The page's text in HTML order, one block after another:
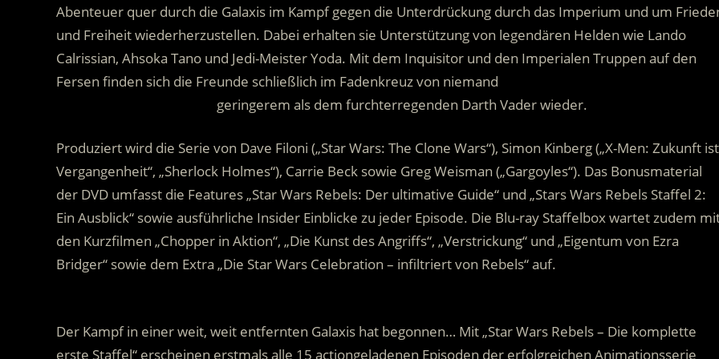
Abenteuer quer durch die Galaxis im Kampf gegen die Unterdrückung durch das Imperium und um
und Freiheit wiederherzustellen. Dabei erhalten sie Unterstützung von legendären Helden wie Lando
Calrissian, Ahsoka Tano und Jedi-Meister Yoda. Mit dem Inquisitor und den Imperialen Truppen auf den
Fersen finden sich die Freunde schließlich im Fadenkreuz von niemand
geringerem als dem furchterregenden Darth Vader wieder.
Produziert wird die Serie von Dave Filoni („Star Wars: The Clone Wars“), Simon Kinberg („X-Men: Zukunft ist
Vergangenheit“, „Sherlock Holmes“), Carrie Beck sowie Greg Weisman („Gargoyles“). Das Bonusmaterial
der DVD umfasst die Features „Star Wars Rebels: Der ultimative Guide“ und „Stars Wars Rebels Staffel 2:
Ein Ausblick“ sowie ausführliche Insider Einblicke zu jeder Episode. Die Blu-ray Staffelbox wartet zudem
den Kurzfilmen „Chopper in Aktion“, „Die Kunst des Angriffs“, „Verstrickung“ und „Eigentum von Ezra
Bridger“ sowie dem Extra „Die Star Wars Celebration – infiltriert von Rebels“ auf.
Der Kampf in einer weit, weit entfernten Galaxis hat begonnen… Mit „Star Wars Rebels – Die komplette
erste Staffel“ erscheinen erstmals alle 15 actiongeladenen Episoden der erfolgreichen Animationsserie